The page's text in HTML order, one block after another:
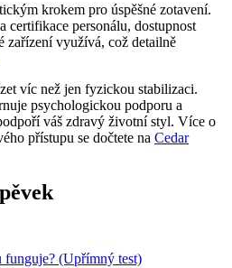
krokem pro úspěšné zotavení.
certifikace personálu, dostupnost
zařízení využívá, což detailně
víc než jen fyzickou stabilizaci.
psychologickou podporu a
váš zdravý životní styl. Více o
přístupu se dočtete na Cedar
funguje? (Upřímný test)